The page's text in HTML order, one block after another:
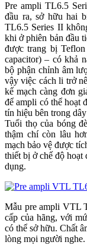
Pre ampli TL6.5
đầu ra, sở hữu hai
TL6.5 Series II
khi ở phiên bản đầu
được trang bị
capacitor) – có khả
bộ phận chỉnh âm
vậy việc cách li trở
kế mạch càng đơn
để ampli có thể hoạt
tín hiệu bên trong
Tuổi thọ của bóng
thậm chí còn lâu
mạch bảo vệ được
thiết bị ở chế độ
dụng.
Mẫu pre ampli VTL
cấp của hãng, với
có thể sở hữu. Chất
lòng mọi người nghe.